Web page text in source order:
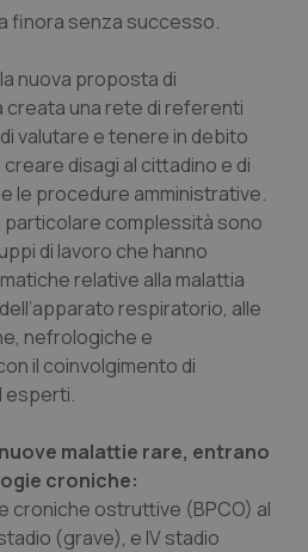
urogenitali
& Testa Collo
finora senza successo.
nuova proposta di
una rete di referenti
valutare e tenere in debito
disagi al cittadino e di
le procedure amministrative.
particolare complessità sono
di lavoro che hanno
relative alla malattia
respiratorio, alle
nefrologiche e
il coinvolgimento di
esperti.
malattie rare, entrano
croniche:
croniche ostruttive (BPCO) al
(grave), e IV stadio